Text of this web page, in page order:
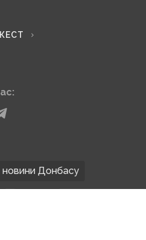
новини Донбасу